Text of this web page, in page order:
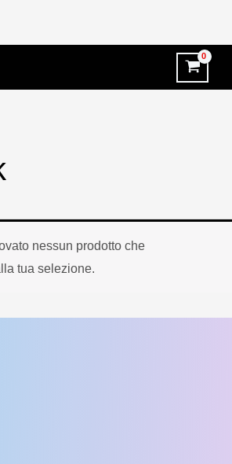
nessun prodotto che
tua selezione.